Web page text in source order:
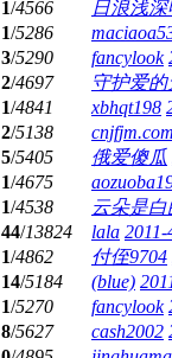
1/4566 日浪浅深
1/5286
3/5290 fancylook
2/4697 守护爱的
1/4841 xbhqt198
2/5138 cnjfjm.com
5/5405 俄爱傻瓜
1/4675
1/4538 云朵是白
44/13824 lala
1/4862 付侄9704
14/5184 (blue)
1/5270 fancylook
8/5627 cash2002